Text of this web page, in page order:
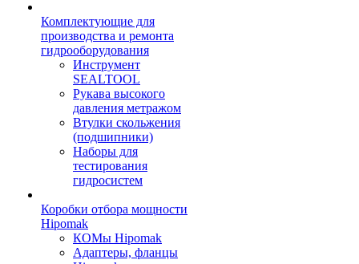
Комплектующие для
производства и ремонта
гидрооборудования
Инструмент
SEALTOOL
Рукава высокого
давления метражом
Втулки скольжения
(подшипники)
Наборы для
тестирования
гидросистем
Коробки отбора мощности
Hipomak
КОМы Hipomak
Адаптеры, фланцы